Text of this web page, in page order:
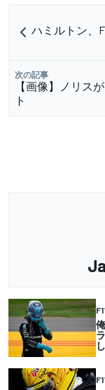
ハミルトン、
次の記事
【画像】ノリス
ト
F1
F1